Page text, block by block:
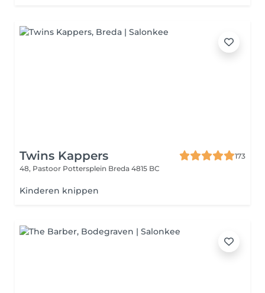
Twins Kappers
173
48, Pastoor Pottersplein Breda 4815 BC
Kinderen knippen